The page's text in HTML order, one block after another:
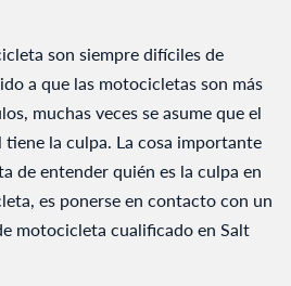
son siempre difíciles de
a que las motocicletas son más
muchas veces se asume que el
la culpa. La cosa importante
de entender quién es la culpa en
es ponerse en contacto con un
motocicleta cualificado en Salt